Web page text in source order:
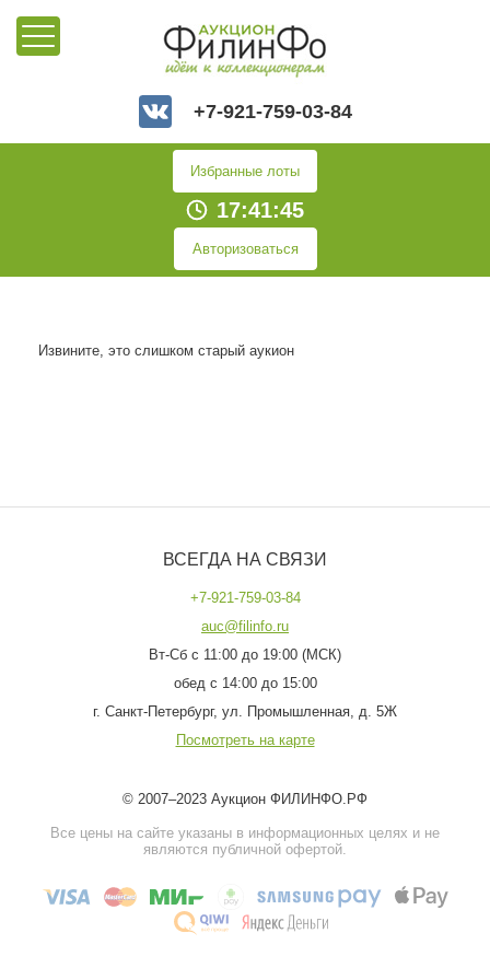
+7-921-759-03-84
Избранные лоты
17:41:45
Авторизоваться
Извините, это слишком старый аукион
ВСЕГДА НА СВЯЗИ
+7-921-759-03-84
auc@filinfo.ru
Вт-Сб с 11:00 до 19:00 (МСК)
обед с 14:00 до 15:00
г. Санкт-Петербург, ул. Промышленная, д. 5Ж
Посмотреть на карте
© 2007–2023 Аукцион ФИЛИНФО.РФ
Все цены на сайте указаны в информационных целях и не
являются публичной офертой.